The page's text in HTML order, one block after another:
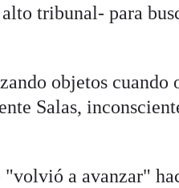
tribunal- para
objetos cuando
Salas,
a avanzar"